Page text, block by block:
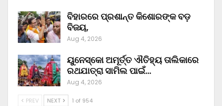
ବିହାରରେ ପ୍ରଶାନ୍ତ କିଶୋରଙ୍କ ବଡ଼
ବିଜୟ,
Aug 4, 2026
ୟୁନେସ୍କୋ ଅମୂର୍ତ୍ତ ଐତିହ୍ୟ ତାଲିକାରେ
ରଥଯାତ୍ରା ସାମିଲ ପାଇଁ…
Aug 4, 2026
PREV NEXT 1 of 954